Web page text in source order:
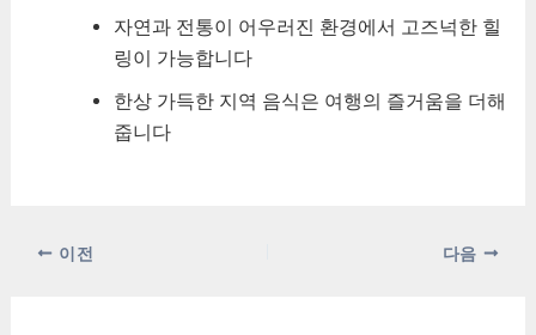
자연과 전통이 어우러진 환경에서 고즈넉한 힐
링이 가능합니다
한상 가득한 지역 음식은 여행의 즐거움을 더해
줍니다
이전 다음